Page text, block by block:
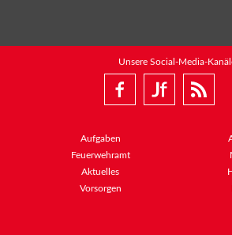
Unsere Social-Media-
Aufgaben
Feuerwehramt
Aktuelles
Vorsorgen